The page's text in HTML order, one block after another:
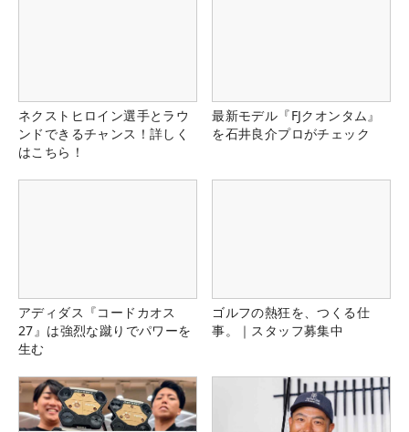
ネクストヒロイン選手とラウ
ンドできるチャンス！詳しく
はこちら！
最新モデル『FJクオンタム』
を石井良介プロがチェック
アディダス『コードカオス
27』は強烈な蹴りでパワーを
生む
ゴルフの熱狂を、つくる仕
事。｜スタッフ募集中